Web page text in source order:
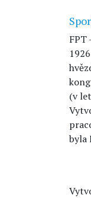
FPT
(v
byla